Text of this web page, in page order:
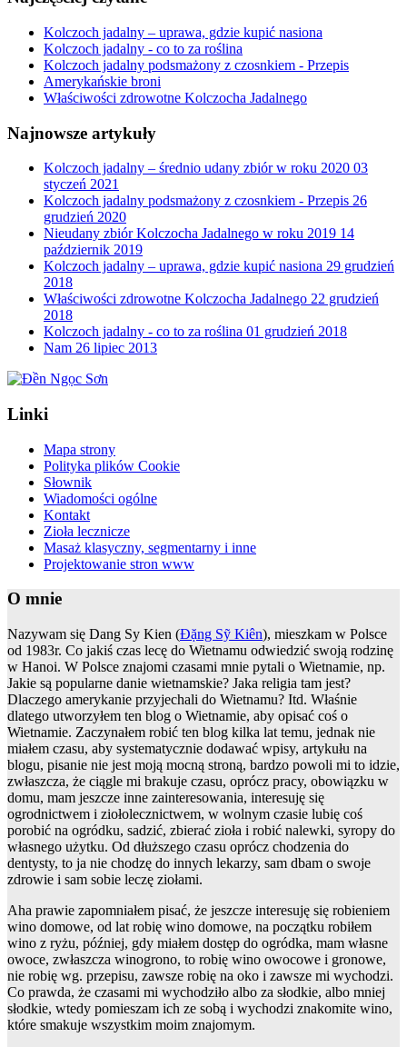
Kolczoch jadalny – uprawa, gdzie kupić nasiona
Kolczoch jadalny - co to za roślina
Kolczoch jadalny podsmażony z czosnkiem - Przepis
Amerykańskie broni
Właściwości zdrowotne Kolczocha Jadalnego
Najnowsze artykuły
Kolczoch jadalny – średnio udany zbiór w roku 2020 03
styczeń 2021
Kolczoch jadalny podsmażony z czosnkiem - Przepis 26
grudzień 2020
Nieudany zbiór Kolczocha Jadalnego w roku 2019 14
październik 2019
Kolczoch jadalny – uprawa, gdzie kupić nasiona 29 grudzień
2018
Właściwości zdrowotne Kolczocha Jadalnego 22 grudzień
2018
Kolczoch jadalny - co to za roślina 01 grudzień 2018
Nam 26 lipiec 2013
Linki
Mapa strony
Polityka plików Cookie
Słownik
Wiadomości ogólne
Kontakt
Zioła lecznicze
Masaż klasyczny, segmentarny i inne
Projektowanie stron www
O mnie
Nazywam się Dang Sy Kien (Đặng Sỹ Kiên), mieszkam w Polsce
od 1983r. Co jakiś czas lecę do Wietnamu odwiedzić swoją rodzinę
w Hanoi. W Polsce znajomi czasami mnie pytali o Wietnamie, np.
Jakie są popularne danie wietnamskie? Jaka religia tam jest?
Dlaczego amerykanie przyjechali do Wietnamu? Itd. Właśnie
dlatego utworzyłem ten blog o Wietnamie, aby opisać coś o
Wietnamie. Zaczynałem robić ten blog kilka lat temu, jednak nie
miałem czasu, aby systematycznie dodawać wpisy, artykułu na
blogu, pisanie nie jest moją mocną stroną, bardzo powoli mi to idzie,
zwłaszcza, że ciągle mi brakuje czasu, oprócz pracy, obowiązku w
domu, mam jeszcze inne zainteresowania, interesuję się
ogrodnictwem i ziołolecznictwem, w wolnym czasie lubię coś
porobić na ogródku, sadzić, zbierać zioła i robić nalewki, syropy do
własnego użytku. Od dłuższego czasu oprócz chodzenia do
dentysty, to ja nie chodzę do innych lekarzy, sam dbam o swoje
zdrowie i sam sobie leczę ziołami.
Aha prawie zapomniałem pisać, że jeszcze interesuję się robieniem
wino domowe, od lat robię wino domowe, na początku robiłem
wino z ryżu, później, gdy miałem dostęp do ogródka, mam własne
owoce, zwłaszcza winogrono, to robię wino owocowe i gronowe,
nie robię wg. przepisu, zawsze robię na oko i zawsze mi wychodzi.
Co prawda, że czasami mi wychodziło albo za słodkie, albo mniej
słodkie, wtedy pomieszam ich ze sobą i wychodzi znakomite wino,
które smakuje wszystkim moim znajomym.